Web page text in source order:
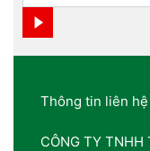
Thông tin liên hệ
CÔNG TY TNHH